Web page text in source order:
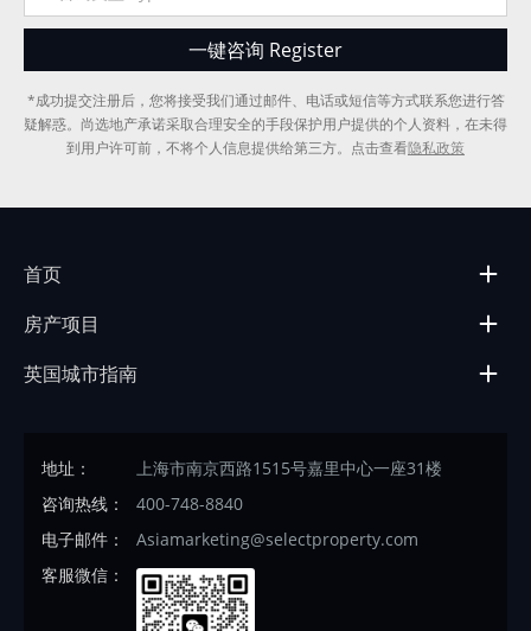
*成功提交注册后，您将接受我们通过邮件、电话或短信等方式联系您进行答
疑解惑。尚选地产承诺采取合理安全的手段保护用户提供的个人资料，在未得
到用户许可前，不将个人信息提供给第三方。点击查看隐私政策
首页
房产项目
英国城市指南
地址：
上海市南京西路1515号嘉里中心一座31楼
咨询热线：
400-748-8840
电子邮件：
Asiamarketing@selectproperty.com
客服微信：